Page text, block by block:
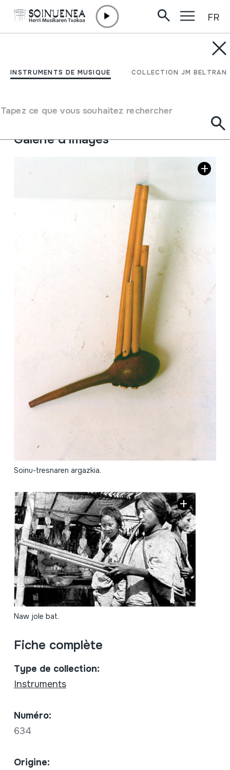
INSTRUMENTS DE MUSIQUE COLLECTION JM BELTRAN
Tapez ce que vous souhaitez rechercher
FR
NAW; KAENLEK
Type d'instrument de musique
Aérophones
Galerie d'images
Soinu-tresnaren argazkia.
Naw jole bat.
Fiche complète
Type de collection:
Instruments
Numéro:
634
Origine: